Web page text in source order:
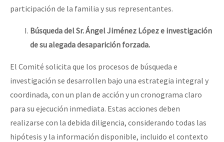
Eventos
Contacto
participación de la familia y sus representantes.
Búsqueda del Sr. Ángel Jiménez López e investigación
de su alegada desaparición forzada.
El Comité solicita que los procesos de búsqueda e
investigación se desarrollen bajo una estrategia integral y
coordinada, con un plan de acción y un cronograma claro
para su ejecución inmediata. Estas acciones deben
realizarse con la debida diligencia, considerando todas las
hipótesis y la información disponible, incluido el contexto